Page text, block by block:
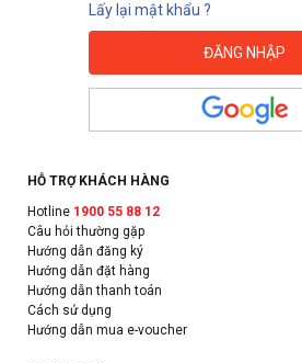
Lấy lại mật khẩu ?
HỖ TRỢ KHÁCH HÀNG
Hotline 1900 55 88 12
Câu hỏi thường gặp
Hướng dẫn đăng ký
Hướng dẫn đặt hàng
Hướng dẫn thanh toán
Cách sử dụng
Hướng dẫn mua e-voucher